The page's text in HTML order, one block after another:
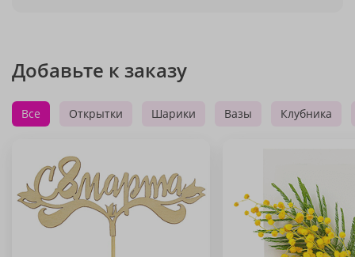
Добавьте к заказу
Все Открытки Шарики Вазы Клубника